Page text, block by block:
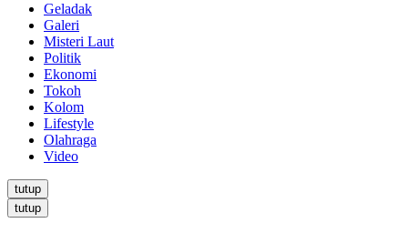
Geladak
Galeri
Misteri Laut
Politik
Ekonomi
Tokoh
Kolom
Lifestyle
Olahraga
Video
tutup
tutup